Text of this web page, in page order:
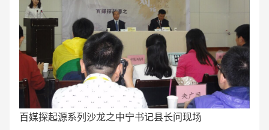
百媒探起源系列沙龙之中宁书记县长问现场